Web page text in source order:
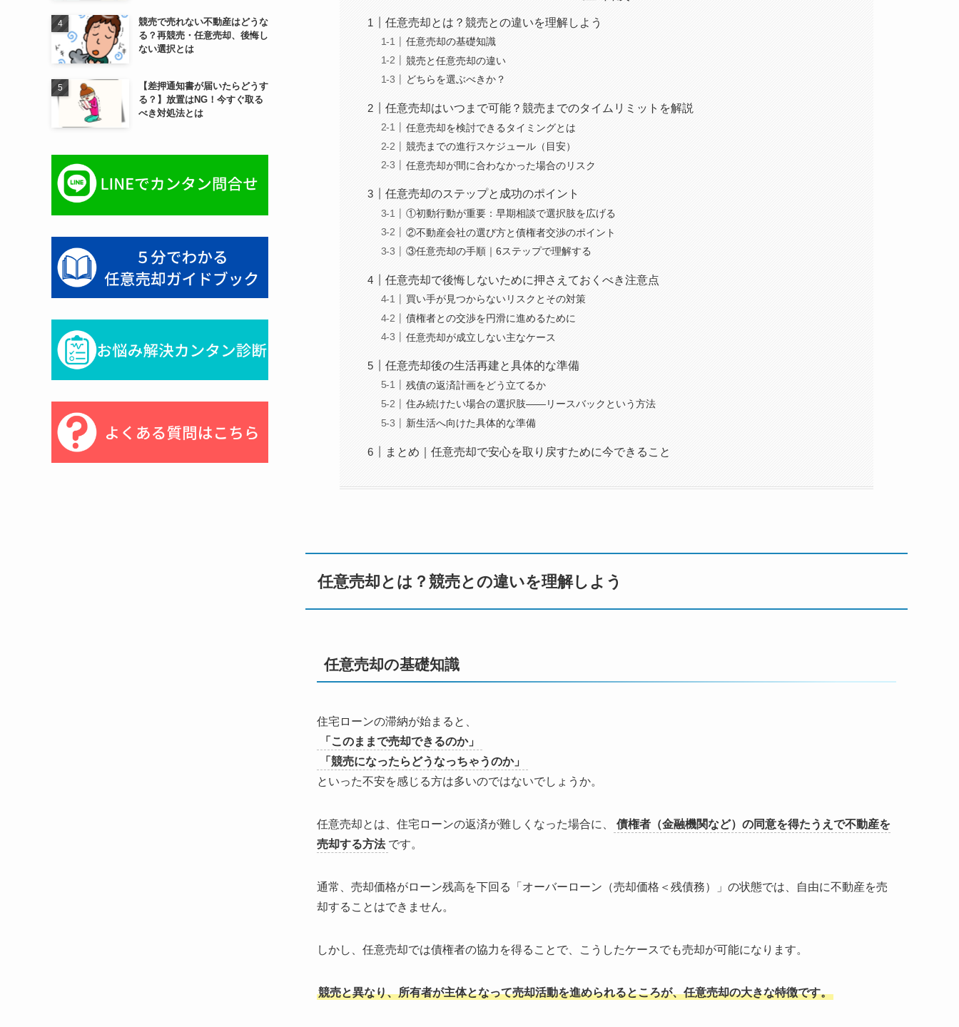
任意売却とは？競売との違いを理解しよう
任意売却の基礎知識
競売と任意売却の違い
どちらを選ぶべきか？
任意売却はいつまで可能？競売までのタイムリミットを解説
任意売却を検討できるタイミングとは
競売までの進行スケジュール（目安）
任意売却が間に合わなかった場合のリスク
任意売却のステップと成功のポイント
①初動行動が重要：早期相談で選択肢を広げる
②不動産会社の選び方と債権者交渉のポイント
③任意売却の手順｜6ステップで理解する
任意売却で後悔しないために押さえておくべき注意点
買い手が見つからないリスクとその対策
債権者との交渉を円滑に進めるために
任意売却が成立しない主なケース
任意売却後の生活再建と具体的な準備
残債の返済計画をどう立てるか
住み続けたい場合の選択肢――リースバックという方法
新生活へ向けた具体的な準備
まとめ｜任意売却で安心を取り戻すために今できること
任意売却とは？競売との違いを理解しよう
任意売却の基礎知識
住宅ローンの滞納が始まると、
「このままで売却できるのか」
「競売になったらどうなっちゃうのか」
といった不安を感じる方は多いのではないでしょうか。
任意売却とは、住宅ローンの返済が難しくなった場合に、
債権者（金融機関など）の同意を得たうえで不動産を
売却する方法 です。
通常、売却価格がローン残高を下回る「オーバーローン（売却価格＜残債務）」の状態では、自由に不動産を売
却することはできません。
しかし、任意売却では債権者の協力を得ることで、こうしたケースでも売却が可能になります。
競売と異なり、所有者が主体となって売却活動を進められるところが、任意売却の大きな特徴です。
競売で売れない不動産はどうな
る？再競売・任意売却、後悔し
ない選択とは
【差押通知書が届いたらどうす
る？】放置はNG！今すぐ取る
べき対処法とは